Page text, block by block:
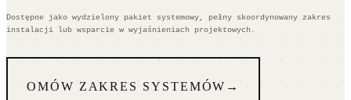
Dostępne jako wydzielony pakiet systemowy, pełny skoordynowany zakres
instalacji lub wsparcie w wyjaśnieniach projektowych.
OMÓW ZAKRES SYSTEMÓW →